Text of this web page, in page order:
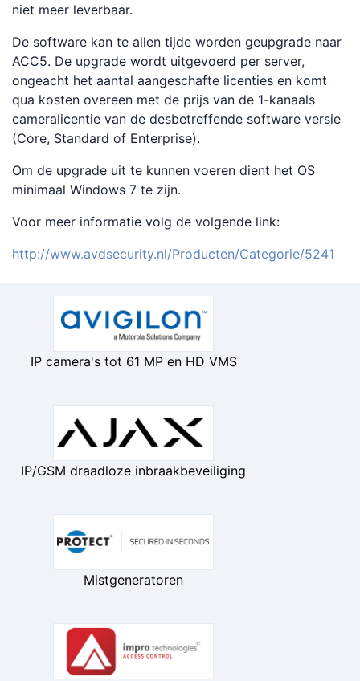
niet meer leverbaar.
De software kan te allen tijde worden geupgrade naar
ACC5. De upgrade wordt uitgevoerd per server,
ongeacht het aantal aangeschafte licenties en komt
qua kosten overeen met de prijs van de 1-kanaals
cameralicentie van de desbetreffende software versie
(Core, Standard of Enterprise).
Om de upgrade uit te kunnen voeren dient het OS
minimaal Windows 7 te zijn.
Voor meer informatie volg de volgende link:
http://www.avdsecurity.nl/Producten/Categorie/5241
IP camera's tot 61 MP en HD VMS
IP/GSM draadloze inbraakbeveiliging
Mistgeneratoren